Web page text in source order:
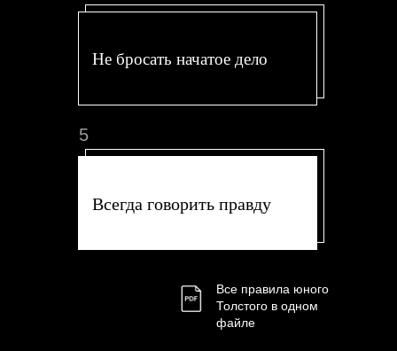
Все правила юного
Толстого в одном
файле
5
Не бросать начатое дело
Всегда говорить правду